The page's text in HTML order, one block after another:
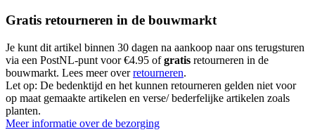
Gratis retourneren in de bouwmarkt
Je kunt dit artikel binnen 30 dagen na aankoop naar ons terugsturen
via een PostNL-punt voor €4.95 ofgratis retourneren in de
bouwmarkt. Lees meer overretourneren.
Let op: De bedenktijd en het kunnen retourneren gelden niet voor
op maat gemaakte artikelen en verse/ bederfelijke artikelen zoals
planten.
Meer informatie over de bezorging